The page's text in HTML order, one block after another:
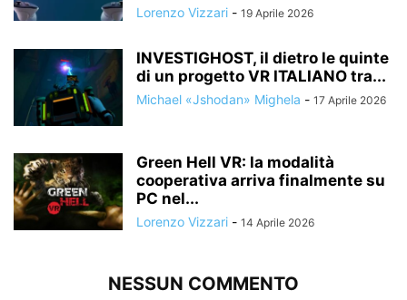
Lorenzo Vizzari - 19 Aprile 2026
INVESTIGHOST, il dietro le quinte
di un progetto VR ITALIANO tra...
Michael «Jshodan» Mighela - 17 Aprile 2026
Green Hell VR: la modalità
cooperativa arriva finalmente su
PC nel...
Lorenzo Vizzari - 14 Aprile 2026
NESSUN COMMENTO